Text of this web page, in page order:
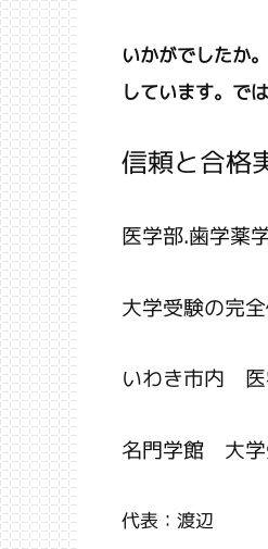
いかがでしたか
しています。で
信頼と合格
医学部.歯学薬
大学受験の完
いわき市内 医
名門学館 大学
代表：渡辺